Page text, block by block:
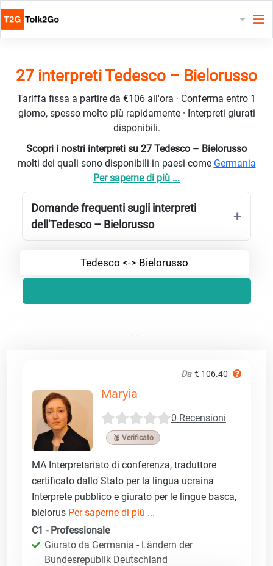
27 interpreti Tedesco – Bielorusso
Tariffa fissa a partire da €106 all'ora · Conferma entro 1
giorno, spesso molto più rapidamente · Interpreti giurati
disponibili.
Scopri i nostri interpreti su 27 Tedesco – Bielorusso
molti dei quali sono disponibili in paesi come Germania
Per saperne di più ...
Domande frequenti sugli interpreti
dell'Tedesco – Bielorusso
Tedesco <-> Bielorusso
Da € 106.40
Maryia
0 Recensioni
🥉 Verificato
MA Interpretariato di conferenza, traduttore
certificato dallo Stato per la lingua ucraina
Interprete pubblico e giurato per le lingue basca,
bielorus Per saperne di più ...
C1 - Professionale
Giurato da Germania - Ländern der
Bundesrepublik Deutschland